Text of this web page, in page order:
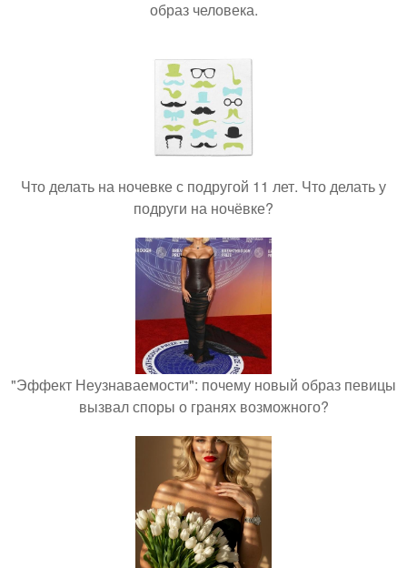
образ человека.
Что делать на ночевке с подругой 11 лет. Что делать у
подруги на ночёвке?
"Эффект Неузнаваемости": почему новый образ певицы
вызвал споры о гранях возможного?